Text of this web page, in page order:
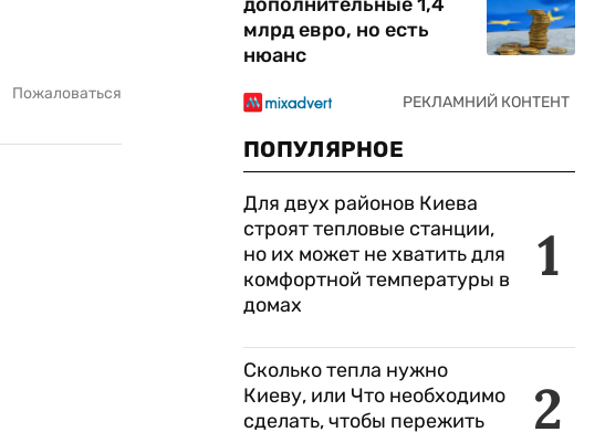
Пожаловаться
млрд евро, но есть
нюанс
ПОПУЛЯРНОЕ
1
Для двух районов Киева
строят тепловые станции,
но их может не хватить для
комфортной температуры в
домах
2
Сколько тепла нужно
Киеву, или Что необходимо
сделать, чтобы пережить